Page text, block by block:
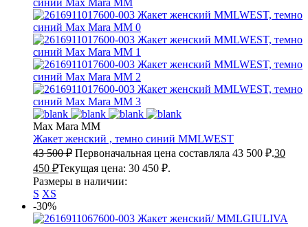
Max Mara MM
Жакет женский , темно синий MMLWEST
43 500₽ Первоначальная цена составляла 43 500 ₽.30
450 ₽Текущая цена: 30 450 ₽.
Размеры в наличии:
S XS
-30%